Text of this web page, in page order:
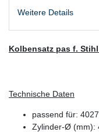
Weitere Details
Kolbensatz pas f. Stihl
Technische Daten
passend für:
Zylinder-Ø (mm):